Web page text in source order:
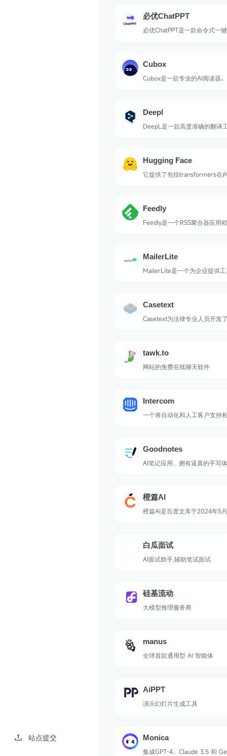
站点提交
必优ChatPPT
必优ChatPPT是一款命令式一
Cubox
Cubox是一款专业的AI阅读器。
Deepl
DeepL是一款高度准确的翻译
Hugging Face
它提供了包括transformers在
Feedly
Feedly是一个RSS聚合器应用
MailerLite
MailerLite是一个为企业提供
Casetext
Casetext为法律专业人员开发
tawk.to
网站的免费在线聊天软件
Intercom
一个将自动化和人工客户支持
Goodnotes
AI笔记应用，拥有逼真的手写
橙篇AI
橙篇AI是百度文库于2024年5
白瓜面试
AI面试助手,辅助笔试面试
硅基流动
大模型推理服务商
manus
全球首款通用型 AI 智能体
AiPPT
演示幻灯片生成工具
Monica
集成GPT-4、Claude 3.5 和